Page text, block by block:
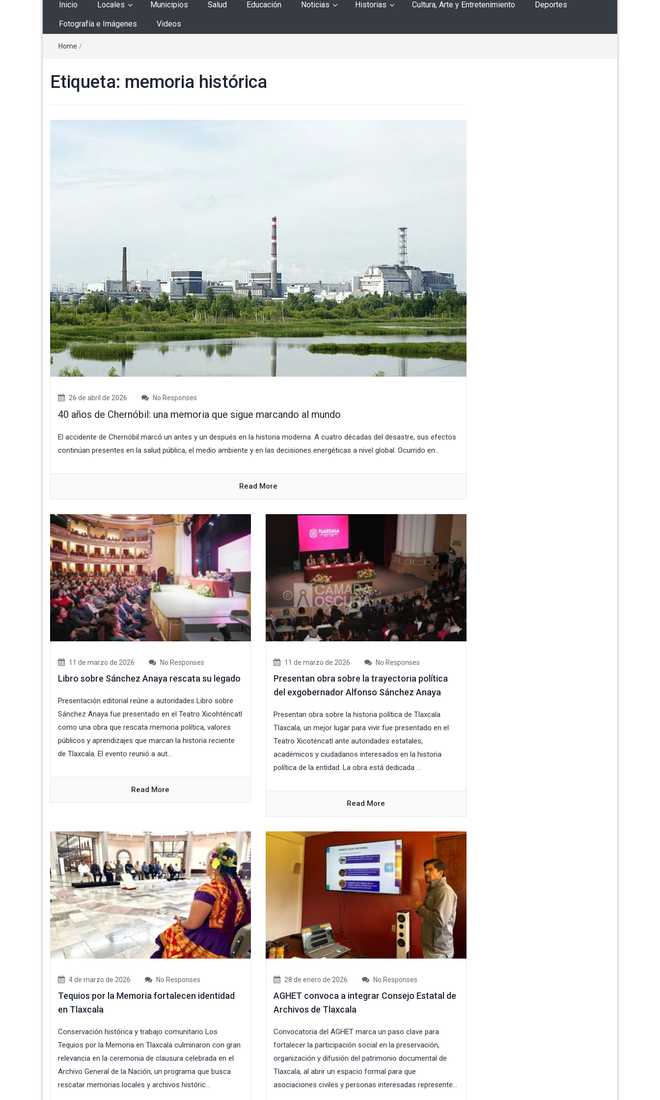
Inicio Locales Municipios Salud Educación Noticias Historias Cultura, Arte y Entretenimiento Deportes
Fotografía e Imágenes Videos
Home /
Etiqueta: memoria histórica
26 de abril de 2026 No Responses
40 años de Chernóbil: una memoria que sigue marcando al mundo
El accidente de Chernóbil marcó un antes y un después en la historia moderna. A cuatro décadas del desastre, sus efectos
continúan presentes en la salud pública, el medio ambiente y en las decisiones energéticas a nivel global. Ocurrido en...
Read More
11 de marzo de 2026 No Responses
Libro sobre Sánchez Anaya rescata su legado
Presentación editorial reúne a autoridades Libro sobre
Sánchez Anaya fue presentado en el Teatro Xicohténcatl
como una obra que rescata memoria política, valores
públicos y aprendizajes que marcan la historia reciente
de Tlaxcala. El evento reunió a aut...
Read More
11 de marzo de 2026 No Responses
Presentan obra sobre la trayectoria política
del exgobernador Alfonso Sánchez Anaya
Presentan obra sobre la historia política de Tlaxcala
Tlaxcala, un mejor lugar para vivir fue presentado en el
Teatro Xicoténcatl ante autoridades estatales,
académicos y ciudadanos interesados en la historia
política de la entidad. La obra está dedicada ...
Read More
4 de marzo de 2026 No Responses
Tequios por la Memoria fortalecen identidad
en Tlaxcala
Conservación histórica y trabajo comunitario Los
Tequios por la Memoria en Tlaxcala culminaron con gran
relevancia en la ceremonia de clausura celebrada en el
Archivo General de la Nación, un programa que busca
rescatar memorias locales y archivos históric...
28 de enero de 2026 No Responses
AGHET convoca a integrar Consejo Estatal de
Archivos de Tlaxcala
Convocatoria del AGHET marca un paso clave para
fortalecer la participación social en la preservación,
organización y difusión del patrimonio documental de
Tlaxcala, al abrir un espacio formal para que
asociaciones civiles y personas interesadas represente...